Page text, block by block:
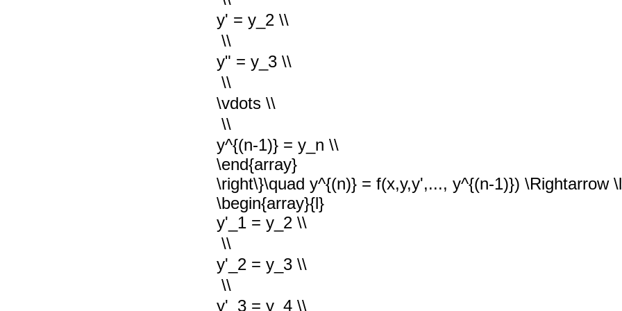
y' = y_2 \\
\\
y" = y_3 \\
\\
\vdots \\
\\
y^{(n-1)} = y_n \\
\end{array}
\right\}\quad y^{(n)} = f(x,y,y',..., y^{(n-1)}) \Rightarrow
\begin{array}{l}
y'_1 = y_2 \\
\\
y'_2 = y_3 \\
\\
y'_3 = y_4 \\